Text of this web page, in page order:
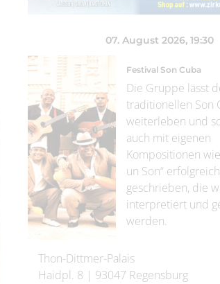
07. August 2026, 19:30
Festival Son Cuba
Die Gruppe lässt
traditionellen Son
weiterleben und
auch mit eigenen
Kompositionen
un Son“
geschrieben, die
interpretiert und
werden.
Thon-Dittmer-Palais
Haidpl. 8 | 93047 Regensburg